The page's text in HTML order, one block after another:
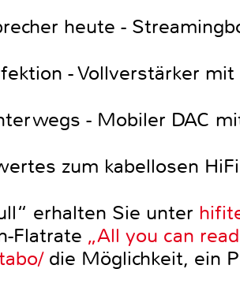
heute -
- Vollverstärker
- Mobiler DAC
zum kabellosen HiFi
erhalten Sie unter
Flatrate „All you can
die Möglichkeit, ein